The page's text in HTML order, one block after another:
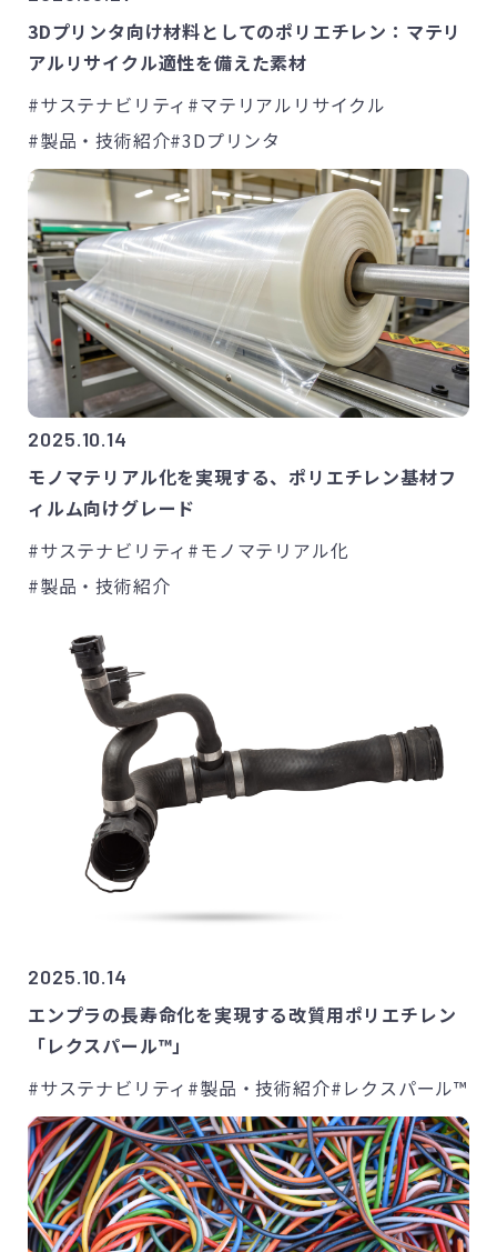
3Dプリンタ向け材料としてのポリエチレン：マテリ
アルリサイクル適性を備えた素材
#サステナビリティ #マテリアルリサイクル
#製品・技術紹介#3Dプリンタ
2025.10.14
モノマテリアル化を実現する、ポリエチレン基材フ
ィルム向けグレード
#サステナビリティ #モノマテリアル化
#製品・技術紹介
2025.10.14
エンプラの長寿命化を実現する改質用ポリエチレン
「レクスパール™」
#サステナビリティ #製品・技術紹介#レクスパール™